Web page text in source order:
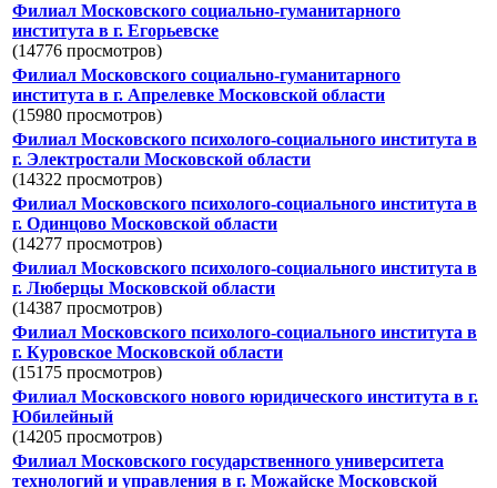
Филиал Московского социально-гуманитарного
института в г. Егорьевске
(14776 просмотров)
Филиал Московского социально-гуманитарного
института в г. Апрелевке Московской области
(15980 просмотров)
Филиал Московского психолого-социального института в
г. Электростали Московской области
(14322 просмотров)
Филиал Московского психолого-социального института в
г. Одинцово Московской области
(14277 просмотров)
Филиал Московского психолого-социального института в
г. Люберцы Московской области
(14387 просмотров)
Филиал Московского психолого-социального института в
г. Куровское Московской области
(15175 просмотров)
Филиал Московского нового юридического института в г.
Юбилейный
(14205 просмотров)
Филиал Московского государственного университета
технологий и управления в г. Можайске Московской